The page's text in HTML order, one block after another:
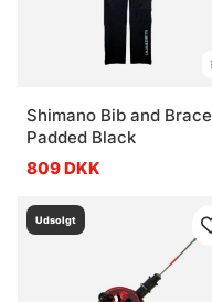
Shimano Bib and Brace
Padded Black
809 DKK
Udsolgt